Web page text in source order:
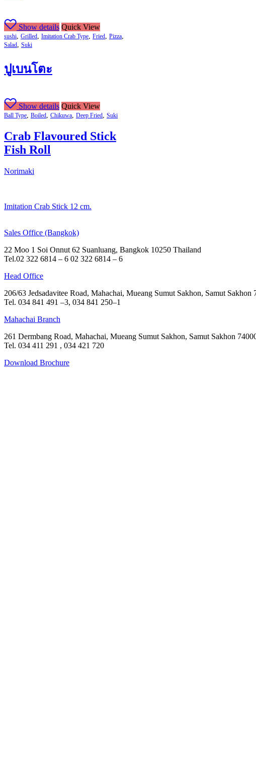
Show details Quick View
sushi, Grilled, Imitation Crab Type, Fried, Pizza,
Salad, Suki
ปูเบนโตะ
Show details Quick View
Ball Type Boiled Chikuwa Deep Fried Suki
Crab Flavoured Stick
Fish Roll
Norimaki
Imitation Crab Stick 12 cm.
Sales Office (Bangkok)
22 Moo 1 Soi Onnut 62 Suanluang, Bangkok 10250 Thailand
Tel.02 322 6814 – 6 02 322 6814 – 6
Head Office
206/63 Jedsadavitee Road, Mahachai, Mueang Sumut Sakhon, Samut Sakhon
Tel. 034 841 491 –3, 034 841 250–1
Mahachai Branch
261 Dermbang Road, Mahachai, Mueang Sumut Sakhon, Samut Sakhon
Tel. 034 411 291 , 034 421 720
Download Brochure